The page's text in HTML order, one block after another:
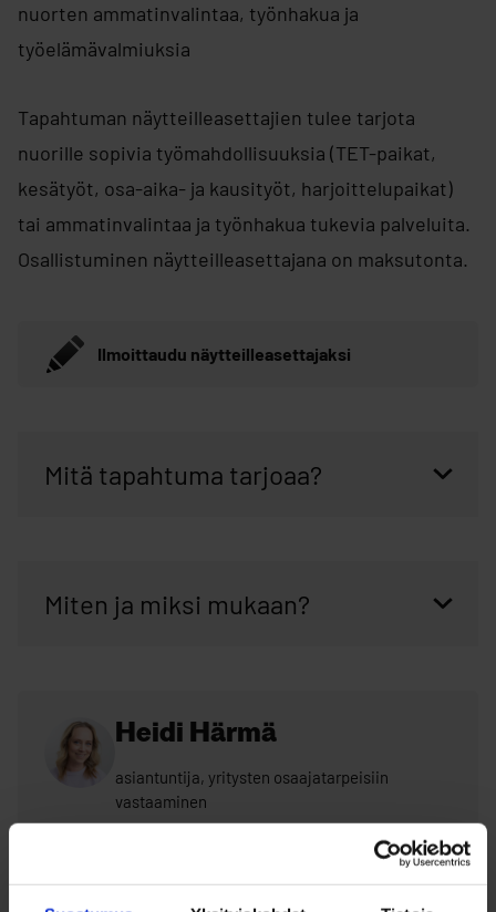
nuorten ammatinvalintaa, työnhakua ja
työelämävalmiuksia
Tapahtuman näytteilleasettajien tulee tarjota
nuorille sopivia työmahdollisuuksia (TET-paikat,
kesätyöt, osa-aika- ja kausityöt, harjoittelupaikat)
tai ammatinvalintaa ja työnhakua tukevia palveluita.
Osallistuminen näytteilleasettajana on maksutonta.
Ilmoittaudu näytteilleasettajaksi
Mitä tapahtuma tarjoaa?
Miten ja miksi mukaan?
Heidi Härmä
asiantuntija, yritysten osaajatarpeisiin
vastaaminen